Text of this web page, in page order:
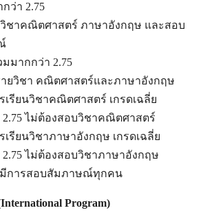
ว่า 2.75
ชาคณิตศาสตร์ ภาษาอังกฤษ และสอบ
มากกว่า 2.75
ยวิชา คณิตศาสตร์และภาษาอังกฤษ
เรียนวิชาคณิตศาสตร์ เกรดเฉลี่ย
2.75 ไม่ต้องสอบวิชาคณิตศาสตร์
เรียนวิชาภาษาอังกฤษ เกรดเฉลี่ย
2.75 ไม่ต้องสอบวิชาภาษาอังกฤษ
มีการสอบสัมภาษณ์ทุกคน
Program)